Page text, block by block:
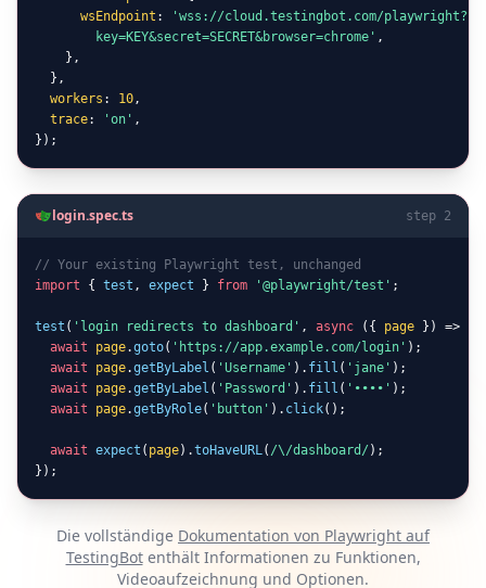
wsEndpoint :
'wss://cloud.testingbot.com/playwright?
key=KEY&secret=SECRET&browser=chrome' ,
    },
  },
workers : 10,
trace: 'on' ,
});
login.spec.ts step 2
// Your existing Playwright test, unchanged
import { test , expect } from '@playwright/test' ;
test ( 'login redirects to dashboard' , async ({ page }) => {
await
page.goto( 'https://app.example.com/login' );
await
page.getByLabel ( 'Username' ). fill ( 'jane' );
await
page.getByLabel ( 'Password' ). fill ( '••••' );
await
page.getByRole( 'button' ). click();
await expect ( page).toHaveURL( /\/dashboard/);
});
Die vollständige Dokumentation von Playwright auf
TestingBotenthält Informationen zu Funktionen,
Videoaufzeichnung und Optionen.